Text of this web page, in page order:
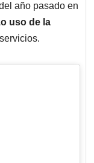
año pasado en
uso de la